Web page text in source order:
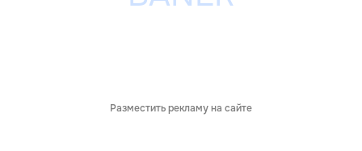
Разместить рекламу на сайте